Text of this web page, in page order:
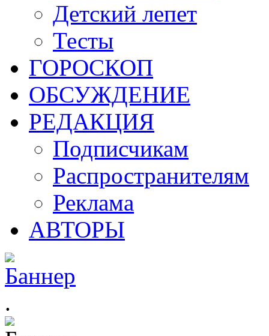
Детский лепет
Тесты
ГОРОСКОП
ОБСУЖДЕНИЕ
РЕДАКЦИЯ
Подписчикам
Распространителям
Реклама
АВТОРЫ
.